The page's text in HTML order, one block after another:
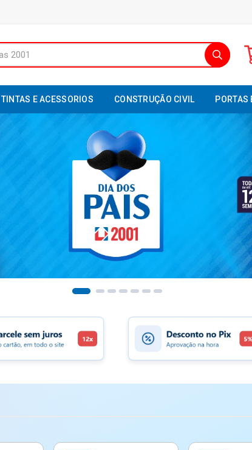
TINTAS E ACESSORIOS CONSTRUÇÃO CIVIL PORTAS